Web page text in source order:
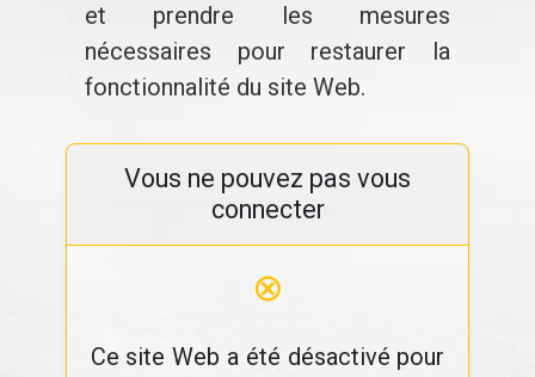
et prendre les mesures
nécessaires pour restaurer la
fonctionnalité du site Web.
Vous ne pouvez pas vous
connecter
⊗
Ce site Web a été désactivé pour